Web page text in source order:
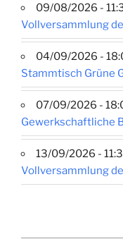
09/08/2026 -
Vollversammlung
04/09/2026 -
Stammtisch Grüne
07/09/2026 -
Gewerkschaftliche
13/09/2026 -
Vollversammlung